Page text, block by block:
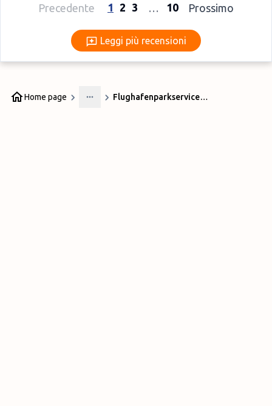
Precedente 1 2 3 … 10 Prossimo
Leggi più recensioni
Leggi più recensioni
Home page
More
Flughafenparkservice-Stoccarda